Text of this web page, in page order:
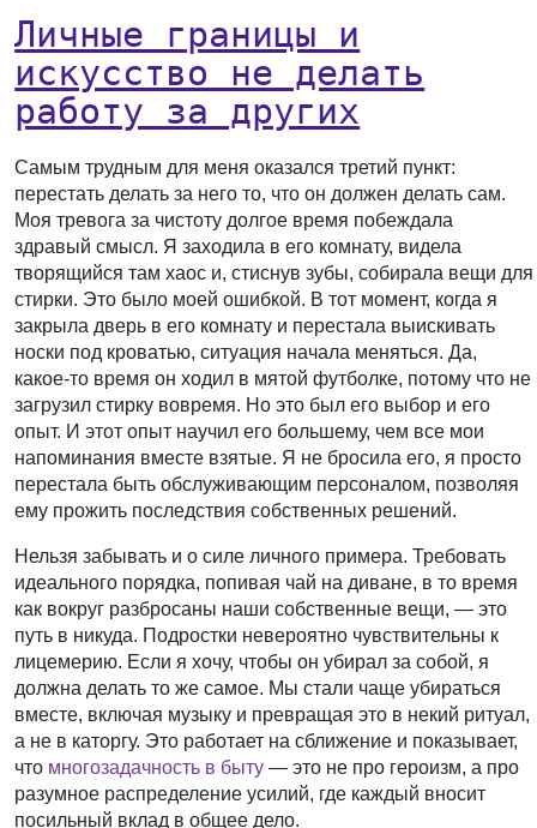
Личные границы и
искусство не делать
работу за других
Самым трудным для меня оказался третий пункт:
перестать делать за него то, что он должен делать сам.
Моя тревога за чистоту долгое время побеждала
здравый смысл. Я заходила в его комнату, видела
творящийся там хаос и, стиснув зубы, собирала вещи для
стирки. Это было моей ошибкой. В тот момент, когда я
закрыла дверь в его комнату и перестала выискивать
носки под кроватью, ситуация начала меняться. Да,
какое-то время он ходил в мятой футболке, потому что не
загрузил стирку вовремя. Но это был его выбор и его
опыт. И этот опыт научил его большему, чем все мои
напоминания вместе взятые. Я не бросила его, я просто
перестала быть обслуживающим персоналом, позволяя
ему прожить последствия собственных решений.
Нельзя забывать и о силе личного примера. Требовать
идеального порядка, попивая чай на диване, в то время
как вокруг разбросаны наши собственные вещи, — это
путь в никуда. Подростки невероятно чувствительны к
лицемерию. Если я хочу, чтобы он убирал за собой, я
должна делать то же самое. Мы стали чаще убираться
вместе, включая музыку и превращая это в некий ритуал,
а не в каторгу. Это работает на сближение и показывает,
что многозадачность в быту — это не про героизм, а про
разумное распределение усилий, где каждый вносит
посильный вклад в общее дело.